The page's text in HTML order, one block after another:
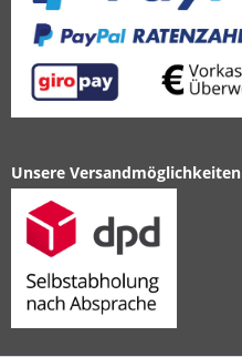
Unsere Versandmöglichkeiten